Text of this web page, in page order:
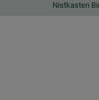
Nistkasten